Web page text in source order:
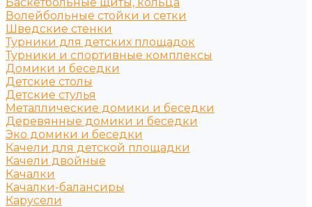
Волейбольные стойки и сетки
Шведские стенки
Турники для детских площадок
Турники и спортивные комплексы
Домики и беседки
Детские столы
Детские стулья
Металлические домики и беседки
Деревянные домики и беседки
Эко домики и беседки
Качели для детской площадки
Качели двойные
Качалки
Качалки-балансиры
Карусели